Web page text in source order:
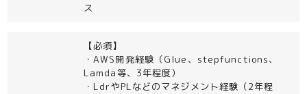
ス
【必須】
・AWS開発経験（Glue、stepfunctions、
Lamda等、3年程度）
・LdrやPLなどのマネジメント経験（2年程